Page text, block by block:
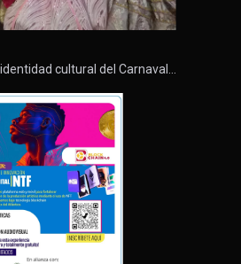
cultural del Carnaval…